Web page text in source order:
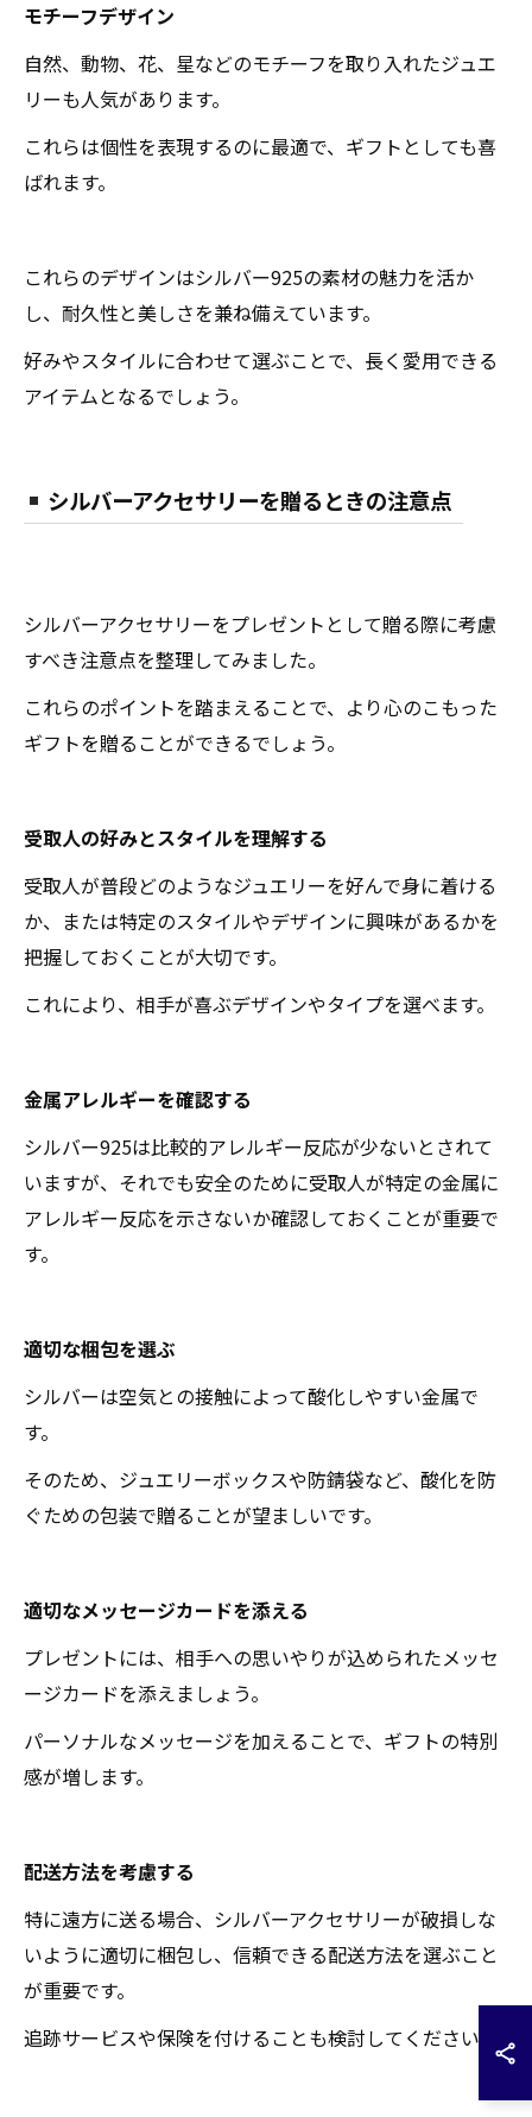
モチーフデザイン
自然、動物、花、星などのモチーフを取り入れたジュエ
リーも人気があります。
これらは個性を表現するのに最適で、ギフトとしても喜
ばれます。
これらのデザインはシルバー925の素材の魅力を活か
し、耐久性と美しさを兼ね備えています。
好みやスタイルに合わせて選ぶことで、長く愛用できる
アイテムとなるでしょう。
シルバーアクセサリーを贈るときの注意点
シルバーアクセサリーをプレゼントとして贈る際に考慮
すべき注意点を整理してみました。
これらのポイントを踏まえることで、より心のこもった
ギフトを贈ることができるでしょう。
受取人の好みとスタイルを理解する
受取人が普段どのようなジュエリーを好んで身に着ける
か、または特定のスタイルやデザインに興味があるかを
把握しておくことが大切です。
これにより、相手が喜ぶデザインやタイプを選べます。
金属アレルギーを確認する
シルバー925は比較的アレルギー反応が少ないとされて
いますが、それでも安全のために受取人が特定の金属に
アレルギー反応を示さないか確認しておくことが重要で
す。
適切な梱包を選ぶ
シルバーは空気との接触によって酸化しやすい金属で
す。
そのため、ジュエリーボックスや防錆袋など、酸化を防
ぐための包装で贈ることが望ましいです。
適切なメッセージカードを添える
プレゼントには、相手への思いやりが込められたメッセ
ージカードを添えましょう。
パーソナルなメッセージを加えることで、ギフトの特別
感が増します。
配送方法を考慮する
特に遠方に送る場合、シルバーアクセサリーが破損しな
いように適切に梱包し、信頼できる配送方法を選ぶこと
が重要です。
追跡サービスや保険を付けることも検討してください。